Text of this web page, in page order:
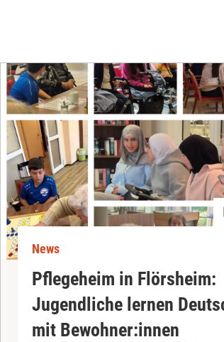
News
Pflegeheim in Flörsheim:
Jugendliche lernen
mit Bewohner:innen